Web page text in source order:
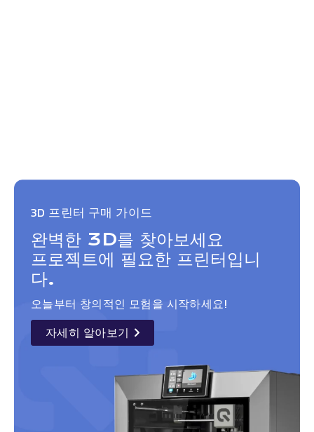
3D 프린터 구매 가이드
완벽한 3D를 찾아보세요
프로젝트에 필요한 프린터입니
다.
오늘부터 창의적인 모험을 시작하세요!
details
자세히 알아보기